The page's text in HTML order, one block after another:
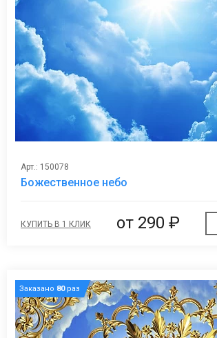
Арт.: 150078
Божественное небо
КУПИТЬ В 1 КЛИК от290 ₽
Заказано 80раз